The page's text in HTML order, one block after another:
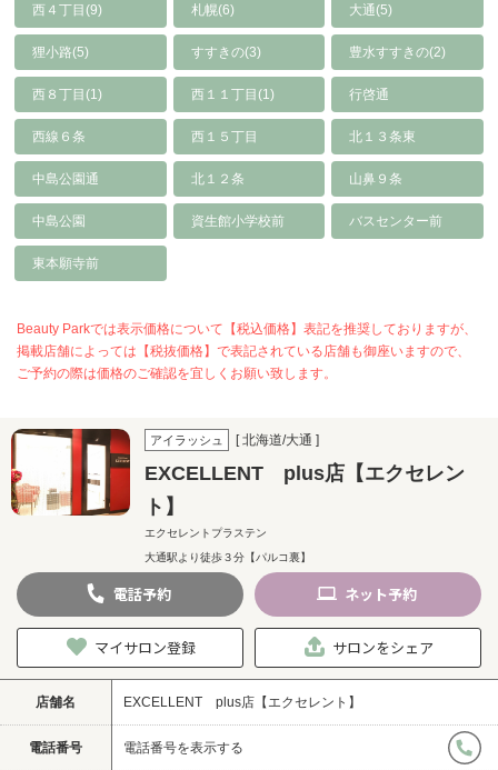
西４丁目(9) 札幌(6) 大通(5)
狸小路(5) すすきの(3) 豊水すすきの(2)
西８丁目(1) 西１１丁目(1) 行啓通
西線６条 西１５丁目 北１３条東
中島公園通 北１２条 山鼻９条
中島公園 資生館小学校前 バスセンター前
東本願寺前
Beauty Parkでは表示価格について【税込価格】表記を推奨しておりますが、
掲載店舗によっては【税抜価格】で表記されている店舗も御座いますので、
ご予約の際は価格のご確認を宜しくお願い致します。
アイラッシュ [ 北海道/大通 ]
EXCELLENT plus店【エクセレン
ト】
エクセレントプラステン
大通駅より徒歩３分【パルコ裏】
電話予約 ネット予約
マイサロン登録 サロンをシェア
店舗名 EXCELLENT plus店【エクセレント】
電話番号 電話番号を表示する